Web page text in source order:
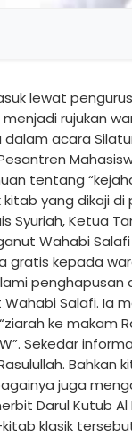
lewat
rujukan
dalam acara
tentang
yang dikaji
Ketua
Wahabi
kepada
Salafi. Ia
ke makam
Sekedar
juga
Darul Kutub
klasik